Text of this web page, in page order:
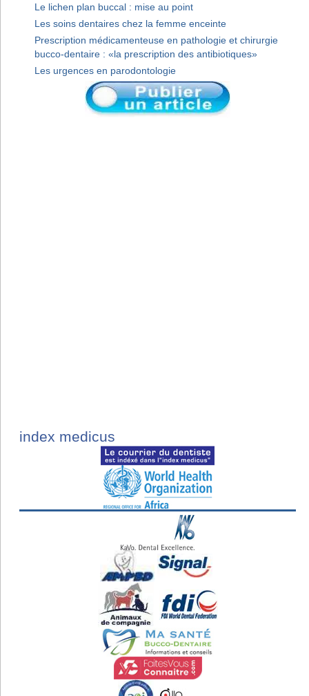
Le lichen plan buccal : mise au point
Les soins dentaires chez la femme enceinte
Prescription médicamenteuse en pathologie et chirurgie
bucco-dentaire : «la prescription des antibiotiques»
Les urgences en parodontologie
index medicus